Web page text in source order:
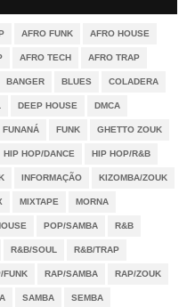
AFRO FUNK AFRO HOUSE
AFRO TECH AFRO TRAP
BANGER BLUES COLADERA
DEEP HOUSE DMCA
FUNANÁ FUNK GHETTO ZOUK
HIP HOP/DANCE HIP HOP/R&B
INFORMAÇÃO KIZOMBA/ZOUK
MIXTAPE MORNA
POP/SAMBA R&B
R&B/SOUL R&B/TRAP
FUNK RAP/SAMBA RAP/ZOUK
SAMBA SEMBA